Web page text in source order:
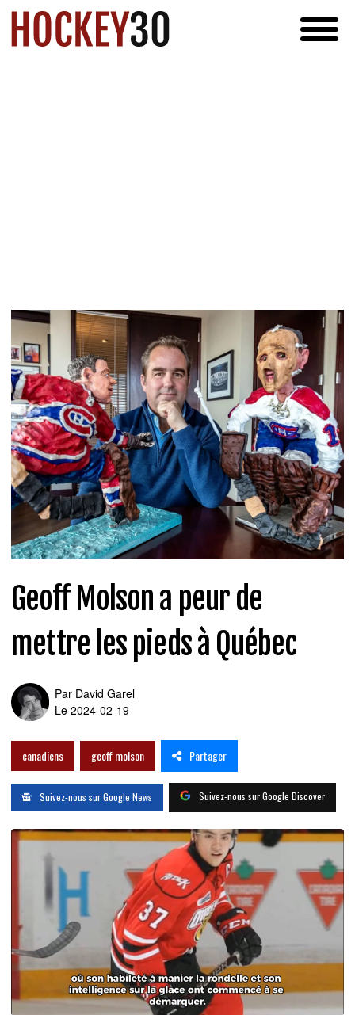
Geoff Molson a peur de
mettre les pieds à Québec
Par David Garel
Le 2024-02-19
canadiens geoff molson Partager
Suivez-nous sur Google News Suivez-nous sur Google Discover